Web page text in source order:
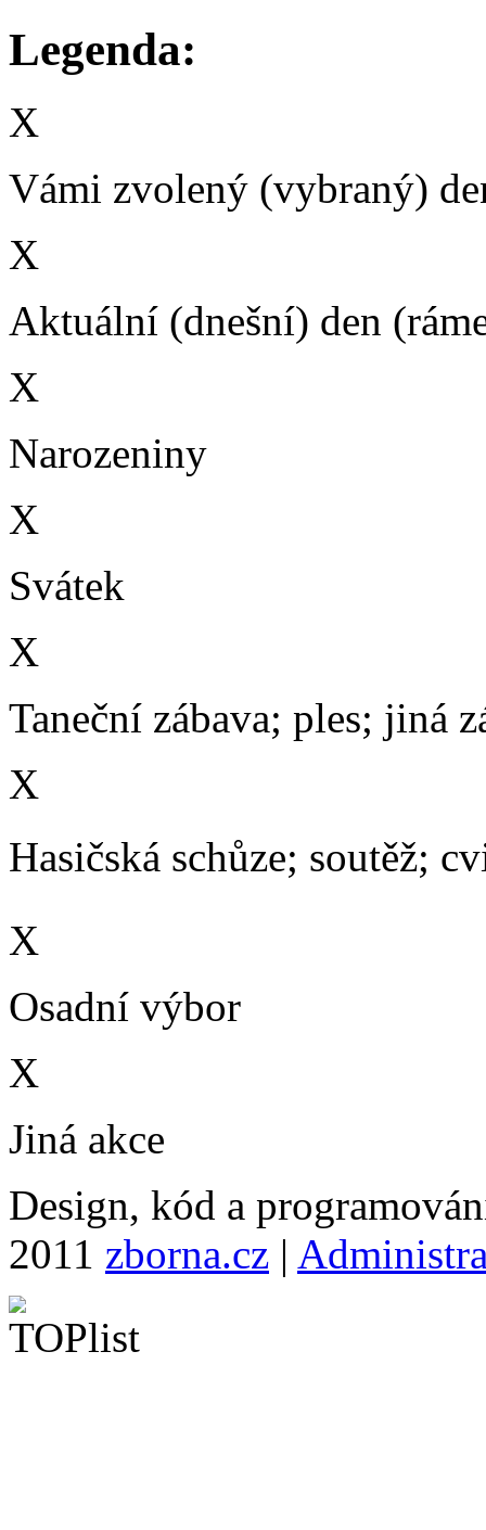
Legenda:
X
Vámi zvolený (vybraný)
X
Aktuální (dnešní) den
X
Narozeniny
X
Svátek
X
Taneční zábava; ples; jiná
X
Hasičská schůze; soutěž;
X
Osadní výbor
X
Jiná akce
Design, kód a
2011 zborna.cz |